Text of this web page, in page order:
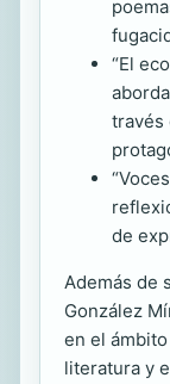
“El
través
de
Además de
González
en el
literatura y